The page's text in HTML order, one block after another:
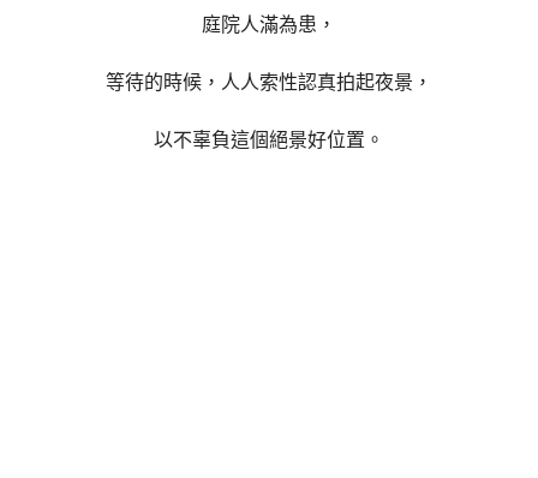
庭院人滿為患，
等待的時候，人人索性認真拍起夜景，
以不辜負這個絕景好位置。